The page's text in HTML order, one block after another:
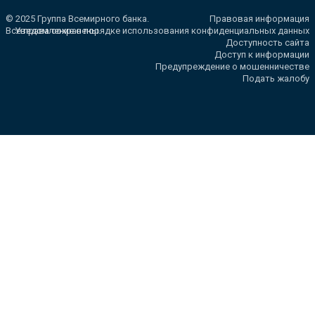
© 2025 Группа Всемирного банка.
Все права сохранены.
Правовая информация
Уведомление о порядке использования конфиденциальных данных
Доступность сайта
Доступ к информации
Предупреждение о мошенничестве
Подать жалобу